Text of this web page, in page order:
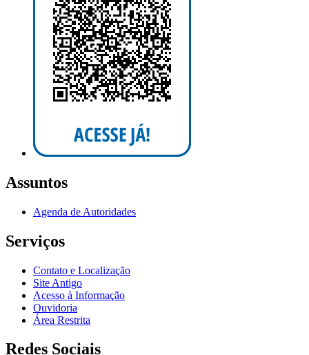
Assuntos
Agenda de Autoridades
Serviços
Contato e Localização
Site Antigo
Acesso à Informação
Ouvidoria
Área Restrita
Redes Sociais